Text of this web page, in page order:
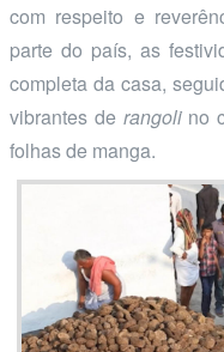
com respeito e
parte do país, as
completa da casa,
vibrantes de rangolino
folhas de manga.